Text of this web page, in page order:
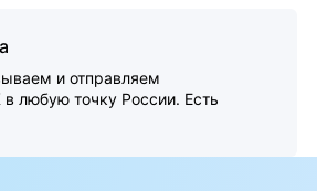
и отправляем
любую точку России. Есть